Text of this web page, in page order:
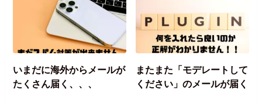
いまだに海外からメールが
たくさん届く、、、
またまた「モデレートして
ください」のメールが届く